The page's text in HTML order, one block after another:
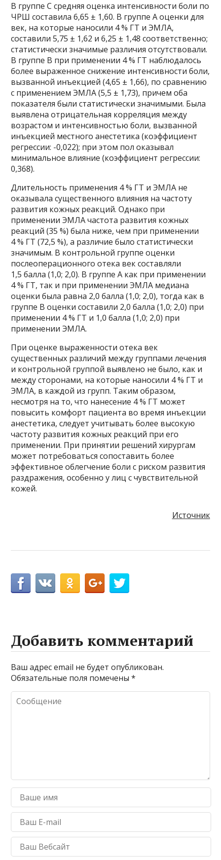
В группе C средняя оценка интенсивности боли по
ЧРШ составила 6,65 ± 1,60. В группе А оценки для
век, на которые наносили 4 % ГТ и ЭМЛА,
составили 5,75 ± 1,62 и 6,25 ± 1,48 соответственно;
статистически значимые различия отсутствовали.
В группе B при применении 4 % ГТ наблюдалось
более выраженное снижение интенсивности боли,
вызванной инъекцией (4,65 ± 1,66), по сравнению
с применением ЭМЛА (5,5 ± 1,73), причем оба
показателя были статистически значимыми. Была
выявлена отрицательная корреляция между
возрастом и интенсивностью боли, вызванной
инъекцией местного анестетика (коэффициент
регрессии: -0,022); при этом пол оказывал
минимальное влияние (коэффициент регрессии:
0,368).
Длительность применения 4 % ГТ и ЭМЛА не
оказывала существенного влияния на частоту
развития кожных реакций. Однако при
применении ЭМЛА частота развития кожных
реакций (35 %) была ниже, чем при применении
4 % ГТ (72,5 %), а различие было статистически
значимым. В контрольной группе оценки
послеоперационного отека век составляли
1,5 балла (1,0; 2,0). В группе A как при применении
4 % ГТ, так и при применении ЭМЛА медиана
оценки была равна 2,0 балла (1,0; 2,0), тогда как в
группе B оценки составили 2,0 балла (1,0; 2,0) при
применении 4 % ГТ и 1,0 балла (1,0; 2,0) при
применении ЭМЛА.
При оценке выраженности отека век
существенных различий между группами лечения
и контрольной группой выявлено не было, как и
между сторонами, на которые наносили 4 % ГТ и
ЭМЛА, в каждой из групп. Таким образом,
несмотря на то, что нанесение 4 % ГТ может
повысить комфорт пациента во время инъекции
анестетика, следует учитывать более высокую
частоту развития кожных реакций при его
применении. При принятии решений хирургам
может потребоваться сопоставить более
эффективное облегчение боли с риском развития
раздражения, особенно у лиц с чувствительной
кожей.
Источник
Добавить комментарий
Ваш адрес email не будет опубликован.
Обязательные поля помечены*